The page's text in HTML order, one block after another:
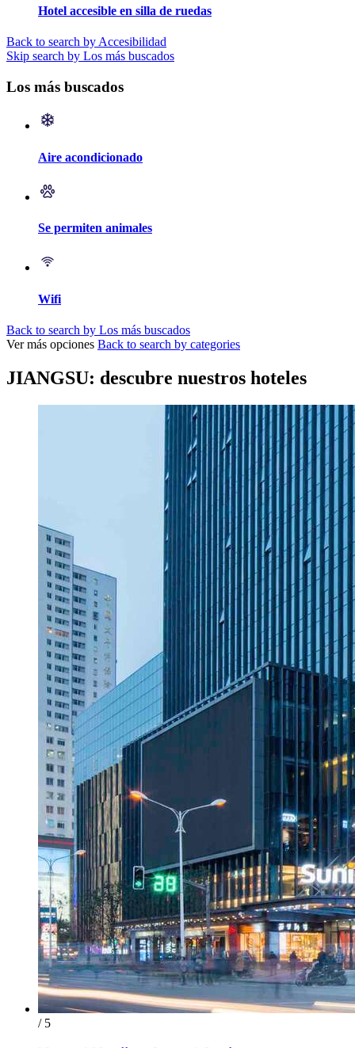
Hotel accesible en silla de ruedas
Back to search by Accesibilidad
Skip search by Los más buscados
Los más buscados
Aire acondicionado
Se permiten animales
Wifi
Back to search by Los más buscados
Ver más opciones Back to search by categories
JIANGSU: descubre nuestros hoteles
/ 5